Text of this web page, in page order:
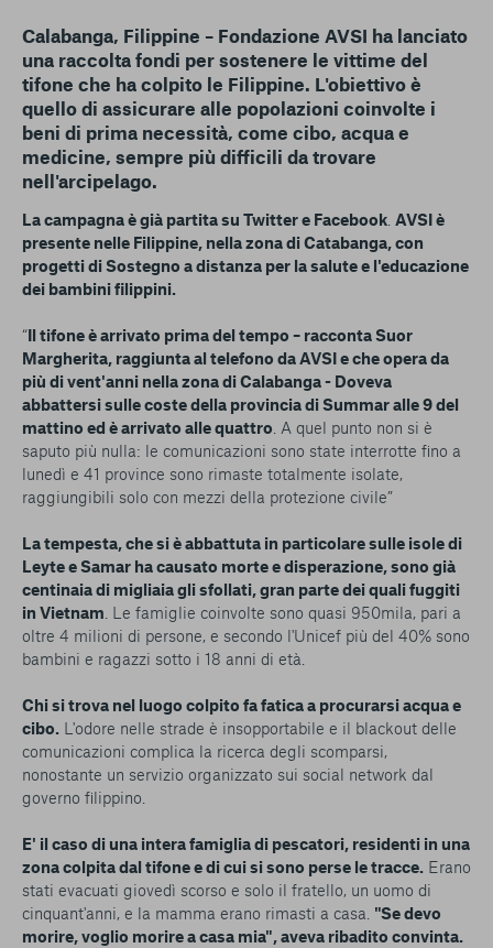
Cookie di analisi
Cookies di marketing
Calabanga, Filippine – Fondazione AVSI ha lanciato
una raccolta fondi per sostenere le vittime del
tifone che ha colpito le Filippine. L'obiettivo è
quello di assicurare alle popolazioni coinvolte i
beni di prima necessità, come cibo, acqua e
medicine, sempre più difficili da trovare
nell'arcipelago.
La campagna è già partita su Twitter e Facebook AVSI è
presente nelle Filippine, nella zona di Catabanga, con
progetti di Sostegno a distanza per la salute e l'educazione
dei bambini filippini.
“Il tifone è arrivato prima del tempo – racconta Suor
Margherita, raggiunta al telefono da AVSI e che opera da
più di vent'anni nella zona di Calabanga - Doveva
abbattersi sulle coste della provincia di Summar alle 9 del
mattino ed è arrivato alle quattro . A quel punto non si è
saputo più nulla: le comunicazioni sono state interrotte fino a
lunedì e 41 province sono rimaste totalmente isolate,
raggiungibili solo con mezzi della protezione civile”
La tempesta, che si è abbattuta in particolare sulle isole di
Leyte e Samar ha causato morte e disperazione, sono già
centinaia di migliaia gli sfollati, gran parte dei quali fuggiti
in Vietnam . Le famiglie coinvolte sono quasi 950mila, pari a
oltre 4 milioni di persone, e secondo l'Unicef più del 40% sono
bambini e ragazzi sotto i 18 anni di età.
Chi si trova nel luogo colpito fa fatica a procurarsi acqua e
cibo. L'odore nelle strade è insopportabile e il blackout delle
comunicazioni complica la ricerca degli scomparsi,
nonostante un servizio organizzato sui social network dal
governo filippino.
E' il caso di una intera famiglia di pescatori, residenti in una
zona colpita dal tifone e di cui si sono perse le tracce. Erano
stati evacuati giovedì scorso e solo il fratello, un uomo di
cinquant'anni, e la mamma erano rimasti a casa. "Se devo
morire, voglio morire a casa mia", aveva ribadito convinta.